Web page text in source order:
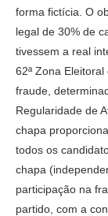
forma fictícia. O
legal de 30% de
tivessem a real
62ª Zona
fraude,
Regularidade de
chapa
todos os
chapa
participação na
partido, com a